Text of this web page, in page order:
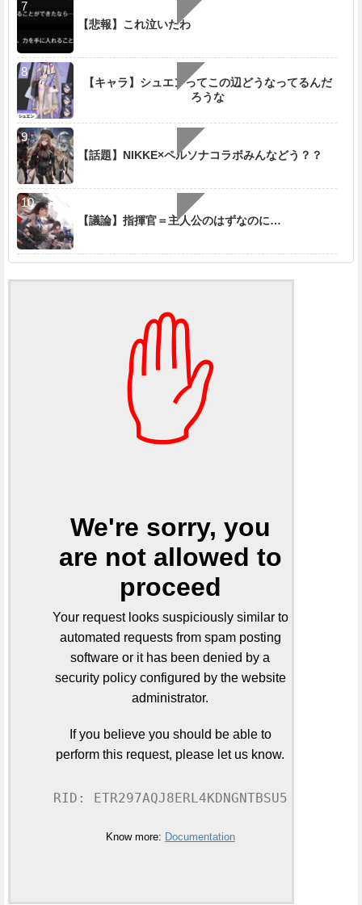
【悲報】これ泣いたわ
【キャラ】シュエンってこの辺どうなってるんだ
ろうな
【話題】NIKKE×ペルソナコラボみんなどう？？
【議論】指揮官＝主人公のはずなのに…
✋
We're sorry, you
are not allowed to
proceed
Your request looks suspiciously similar to
automated requests from spam posting
software or it has been denied by a
security policy configured by the website
administrator.
If you believe you should be able to
perform this request, please let us know.
RID: ETR297AQJ8ERL4KDNGNTBSU5
Know more: Documentation